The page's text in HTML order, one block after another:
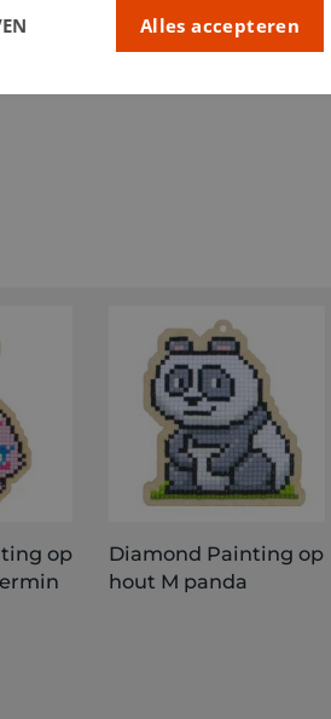
op
Diamond Painting op
hout M panda
Alles accepteren